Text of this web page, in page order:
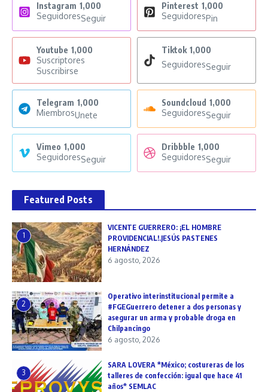
Instagram 1,000
SeguidoresSeguir
Pinterest 1,000
SeguidoresPin
Youtube 1,000
Suscriptores
Suscribirse
Tiktok 1,000
SeguidoresSeguir
Telegram 1,000
MiembrosUnete
Soundcloud 1,000
SeguidoresSeguir
Vimeo 1,000
SeguidoresSeguir
Dribbble 1,000
SeguidoresSeguir
Featured Posts
1
VICENTE GUERRERO: ¡EL HOMBRE
PROVIDENCIAL!.JESÚS PASTENES
HERNÁNDEZ
6 agosto, 2026
2
Operativo interinstitucional permite a
#FGEGuerrero detener a dos personas y
asegurar un arma y probable droga en
Chilpancingo
6 agosto, 2026
3
SARA LOVERA *México; costureras de los
talleres de confección: igual que hace 41
años* SEMLAC